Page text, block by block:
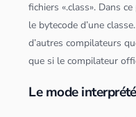
fichiers «.class». Dans
le bytecode d’une
d’autres compilateurs
que si le compilateur
Le mode interprété